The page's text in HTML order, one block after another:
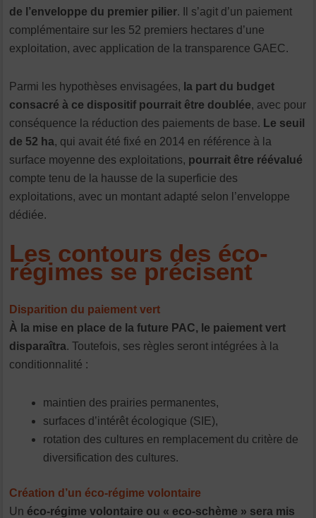
de l’enveloppe du premier pilier. Il s’agit d’un paiement
complémentaire sur les 52 premiers hectares d’une
exploitation, avec application de la transparence GAEC.
Parmi les hypothèses envisagées, la part du budget
consacré à ce dispositif pourrait être doublée, avec pour
conséquence la réduction des paiements de base. Le seuil
de 52 ha, qui avait été fixé en 2014 en référence à la
surface moyenne des exploitations, pourrait être réévalué
compte tenu de la hausse de la superficie des
exploitations, avec un montant adapté selon l’enveloppe
dédiée.
Les contours des éco-
régimes se précisent
Disparition du paiement vert
À la mise en place de la future PAC, le paiement vert
disparaîtra. Toutefois, ses règles seront intégrées à la
conditionnalité :
maintien des prairies permanentes,
surfaces d’intérêt écologique (SIE),
rotation des cultures en remplacement du critère de
diversification des cultures.
Création d’un éco-régime volontaire
Un éco-régime volontaire ou « eco-schème » sera mis